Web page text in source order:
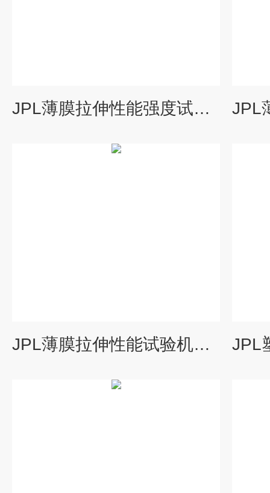
JPL薄膜拉伸性能强度试验机，薄膜拉伸强度拉力机
JPL薄膜拉伸性能试验机，薄膜拉伸性能拉力机，试验机